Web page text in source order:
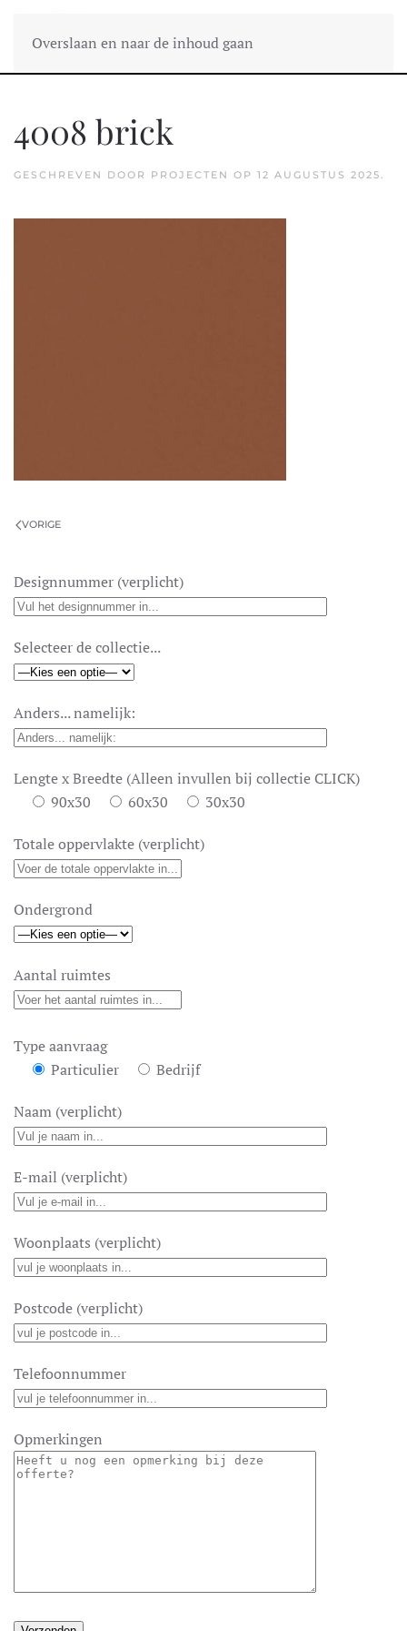
Overslaan en naar de inhoud gaan
4008 brick
GESCHREVEN DOOR PROJECTEN OP 12 AUGUSTUS 2025.
VORIGE
Designnummer (verplicht)
Selecteer de collectie...
Anders... namelijk:
Lengte x Breedte (Alleen invullen bij collectie CLICK)
90x30
60x30 30x30
Totale oppervlakte (verplicht)
Ondergrond
Aantal ruimtes
Type aanvraag
Particulier
Bedrijf
Naam (verplicht)
E-mail (verplicht)
Woonplaats (verplicht)
Postcode (verplicht)
Telefoonnummer
Opmerkingen